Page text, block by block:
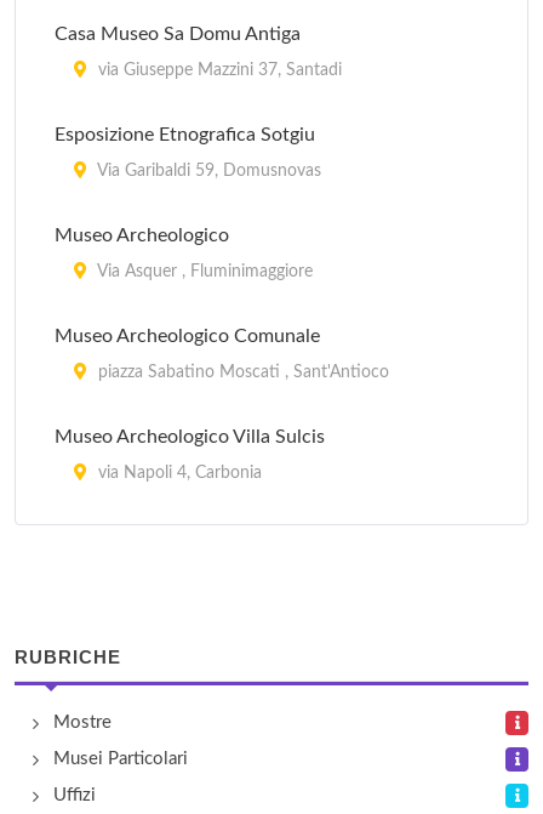
Casa Museo Sa Domu Antiga
via Giuseppe Mazzini 37, Santadi
Esposizione Etnografica Sotgiu
Via Garibaldi 59, Domusnovas
Museo Archeologico
Via Asquer , Fluminimaggiore
Museo Archeologico Comunale
piazza Sabatino Moscati , Sant'Antioco
Museo Archeologico Villa Sulcis
via Napoli 4, Carbonia
E.A.Martel
Museo dell'arte Mineraria
via Roma 47, Iglesias
RUBRICHE
Mostre
Musei Particolari
Uffizi